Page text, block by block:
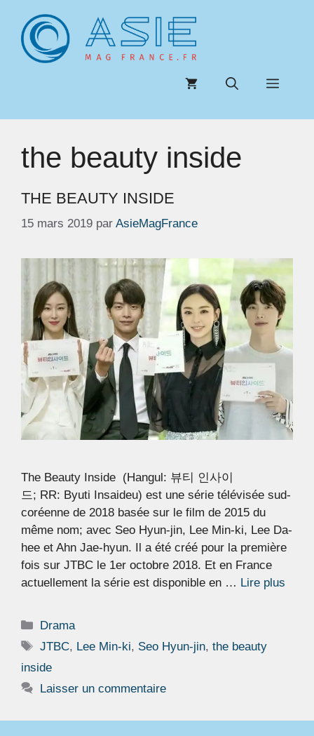
contenu
Menu
the beauty inside
THE BEAUTY INSIDE
15 mars 2019 par AsieMagFrance
The Beauty Inside (Hangul: 뷰티 인사이
드; RR: Byuti Insaideu) est une série télévisée sud-
coréenne de 2018 basée sur le film de 2015 du
même nom; avec Seo Hyun-jin, Lee Min-ki, Lee Da-
hee et Ahn Jae-hyun. Il a été créé pour la première
fois sur JTBC le 1er octobre 2018. Et en France
actuellement la série est disponible en … Lire plus
Catégories
Drama
Étiquettes
JTBC, Lee Min-ki, Seo Hyun-jin,the beauty
inside
Laisser un commentaire